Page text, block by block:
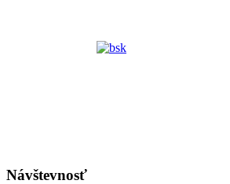
Návštevnosť